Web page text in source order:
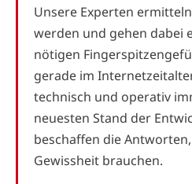
Unsere Experten
werden und gehen dabei
nötigen
gerade im
technisch und operativ
neuesten Stand der
beschaffen die
Gewissheit brauchen.